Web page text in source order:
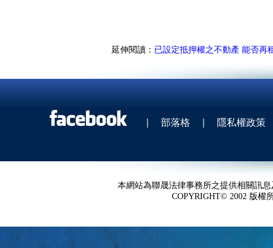
延伸閱讀： 已設定抵押權之不動產 能否再
| 部落格 | 隱私權政策
本網站為聯晟法律事務所之提供相關訊
COPYRIGHT© 2002 版權